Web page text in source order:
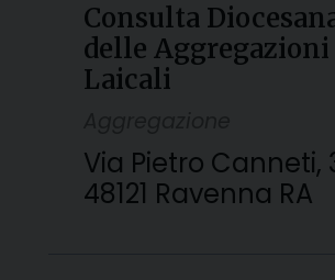
Consulta
delle Aggregazioni
Laicali
Via Pietro Canneti,
48121 Ravenna RA